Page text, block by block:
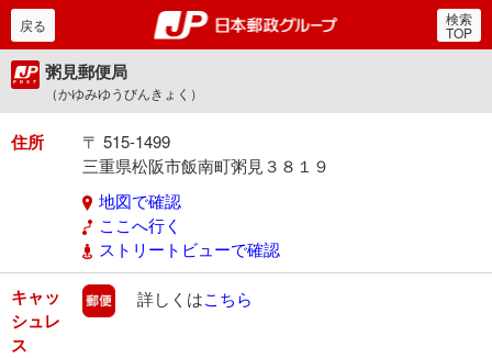
郵便局・日本郵政グルー
戻る 検索
TOP
粥見郵便局
（かゆみゆうびんきょく）
住所
〒 515-1499
三重県松阪市飯南町粥見３８１９
地図で確認
ここへ行く
ストリートビューで確認
キャッ
シュレ
ス
郵便
詳しくはこちら